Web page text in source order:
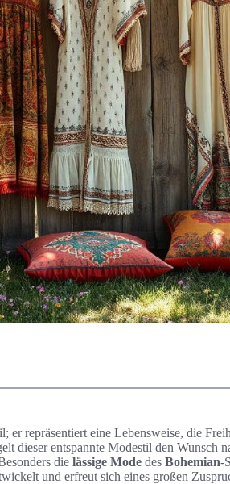
er repräsentiert eine Lebensweise, die
dieser entspannte Modestil den Wunsch
die lässige Mode des Bohemian-
und erfreut sich eines großen